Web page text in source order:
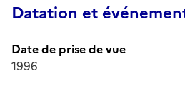
Datation et
Date de prise de vue
1996